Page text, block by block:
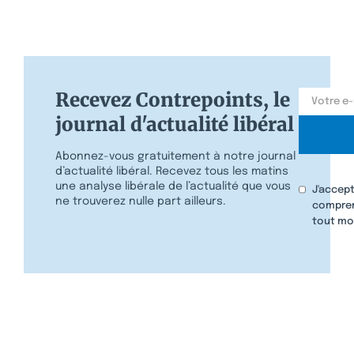
Recevez Contrepoints, le
journal d'actualité libéral
Abonnez-vous gratuitement à notre journal
d’actualité libéral. Recevez tous les matins
une analyse libérale de l’actualité que vous
ne trouverez nulle part ailleurs.
tout